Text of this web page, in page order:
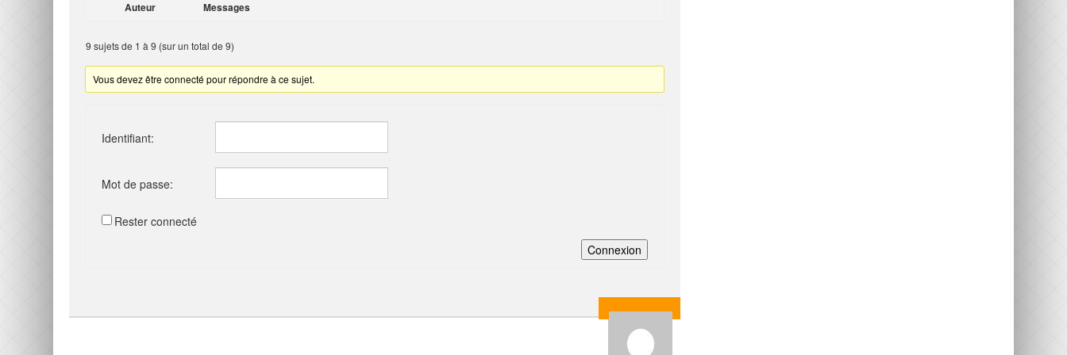
Auteur Messages
9 sujets de 1 à 9 (sur un total de 9)
Vous devez être connecté pour répondre à ce sujet.
Identifiant:
Mot de passe:
Rester connecté
Connexion